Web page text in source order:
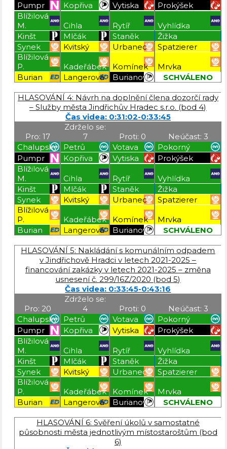
Pumpr
Kopřiva Vytiska
Prokýšek
Blížilová
M.
Cihla Rytíř
Vyhlídka
Kinšt
Mlčák Staněk
Žižka
Synek
Kvitský Urbanec
Spatzierer
Blížilová
P.
Kadeřábek Komínek
Mrvka
Burian
Langerová Burianová
SCHVÁLENO
HLASOVÁNÍ 4: Návrh na doplnění člena dozorčí rady
– Služby města Jindřichův Hradec s.r.o. (bod 4)
Čas videa: 0:31:02-0:33:45
Pro: 17
Zdrželo se:
7
Proti: 0
Neúčast: 3
Chalupský
Petrů Votava
Pokorný
Pumpr
Kopřiva Vytiska
Prokýšek
Blížilová
M.
Cihla Rytíř
Vyhlídka
Kinšt
Mlčák Staněk
Žižka
Synek
Kvitský Urbanec
Spatzierer
Blížilová
P.
Kadeřábek Komínek
Mrvka
Burian
Langerová Burianová
SCHVÁLENO
HLASOVÁNÍ 5: Nakládání s komunálním odpadem
v Jindřichově Hradci v letech 2021-2025 –
financování zakázky v letech 2021-2025 – změna
usnesení č. 299/16Z/2020 (bod 5)
Čas videa: 0:33:45-0:43:16
Pro: 20
Zdrželo se:
4
Proti: 0
Neúčast: 3
Chalupský
Petrů Votava
Pokorný
Pumpr
Kopřiva Vytiska
Prokýšek
Blížilová
M.
Cihla Rytíř
Vyhlídka
Kinšt
Mlčák Staněk
Žižka
Synek
Kvitský Urbanec
Spatzierer
Blížilová
P.
Kadeřábek Komínek
Mrvka
Burian
Langerová Burianová
SCHVÁLENO
HLASOVÁNÍ 6: Svěření úkolů v samostatné
působnosti města jednotlivým místostaroštům (bod
6)